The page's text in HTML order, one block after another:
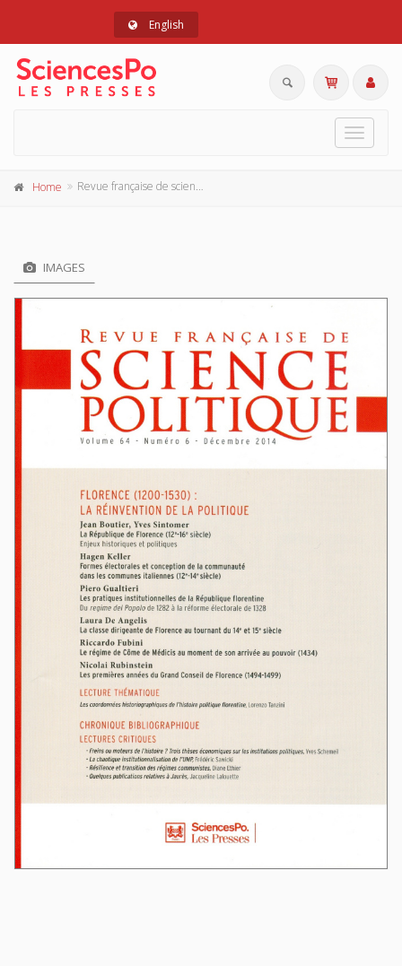
English
Toggle
Home Revue française de science politique 64-6, Décembre 2014
IMAGES